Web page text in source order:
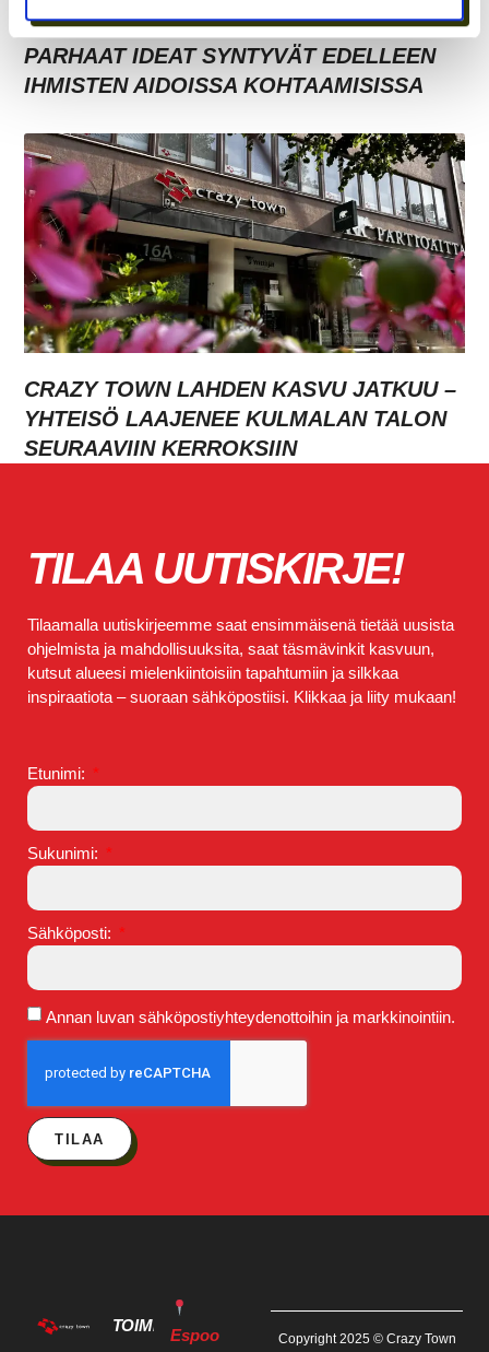
ETÄTYÖN HONEYMOON-VAIHE ON OHI –
PARHAAT IDEAT SYNTYVÄT EDELLEEN
IHMISTEN AIDOISSA KOHTAAMISISSA
CRAZY TOWN LAHDEN KASVU JATKUU –
YHTEISÖ LAAJENEE KULMALAN TALON
SEURAAVIIN KERROKSIIN
TILAA UUTISKIRJE!
Tilaamalla uutiskirjeemme saat ensimmäisenä tietää uusista
ohjelmista ja mahdollisuuksita, saat täsmävinkit kasvuun,
kutsut alueesi mielenkiintoisiin tapahtumiin ja silkkaa
inspiraatiota – suoraan sähköpostiisi. Klikkaa ja liity mukaan!
Etunimi:
Sukunimi:
Sähköposti:
Annan luvan sähköpostiyhteydenottoihin ja markkinointiin.
TILAA
TOIMITILAT
Espoo
Copyright 2025 © Crazy Town